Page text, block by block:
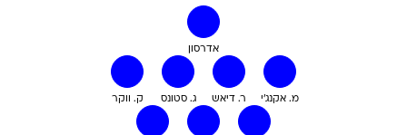
אדרסון
ק. ווקר ג. סטונס ר. דיאש מ. אקנג'י